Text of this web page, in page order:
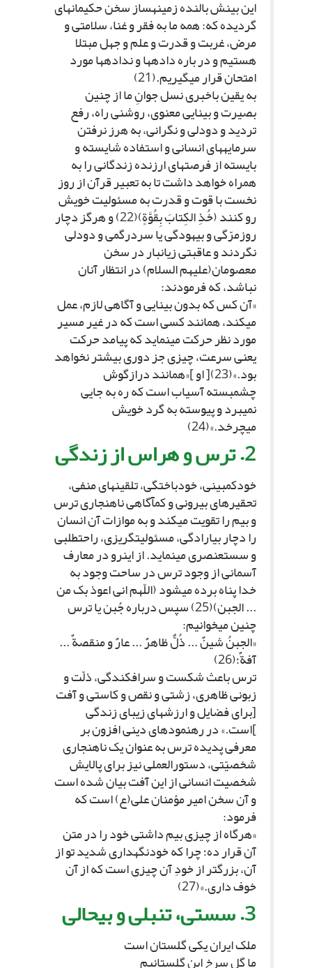
این بینش بالنده زمینه‏ساز سخن حکیمانه‏اى
گردیده که: همه ما به فقر و غنا، سلامتى و
مرض، غربت و قدرت و علم و جهل مبتلا
هستیم و در باره داده‏ها و نداده‏ها مورد
امتحان قرار مى‏گیریم.(21)
به یقین باخبرى نسل جوانِ ما از چنین
بصیرت و بینایى معنوى، روشنى راه، رفع
تردید و دودلى و نگرانى، به هرز نرفتن
سرمایه‏هاى انسانى و استفاده شایسته و
بایسته از فرصت‏هاى ارزنده زندگانى را به
همراه خواهد داشت تا به تعبیر قرآن از روز
نخست با قوت و قدرت به مسئولیت خویش
رو کنند (خُذِ الکِتابَ بِقُوَّةٍ)(22) و هرگز دچار
روزمرّگى و بیهودگى یا سردرگمى و دودلى
نگردند و عاقبتى زیانبار در سخن
معصومان(علیهم السلام) در انتظار آنان
نباشد، که فرمودند:
«آن کس که بدون بینایى و آگاهى لازم، عمل
مى‏کند، همانند کسى است که در غیر مسیر
مورد نظر حرکت مى‏نماید که پیامد حرکت
یعنى سرعت، چیزى جز دورى بیشتر نخواهد
بود.»(23)[ او ]«همانند درازگوش
چشم‏بسته آسیاب است که ره به جایى
نمى‏برد و پیوسته به گرد خویش
مى‏چرخد.»(24)
2. ترس و هراس از زندگى‏
خودکم‏بینى، خودباختگى، تلقین‏هاى منفى،
تحقیرهاى بیرونى و کم‏آگاهى ناهنجارى ترس
و بیم را تقویت مى‏کند و به موازات آن انسان
را دچار بى‏ارادگى، مسئولیت‏گریزى، راحت‏طلبى
و سست‏عنصرى مى‏نماید. از این‏رو در معارف
آسمانى از وجود ترس در ساحت وجود به
خدا پناه برده مى‏شود (اللّهم انى اعوذ بک من
... الجبن)(25) سپس درباره جُبن یا ترس
چنین مى‏خوانیم:
«الجبنُ شینٌ ... ذُلٌّ ظاهرٌ ... عارٌ و منقصةٌ ...
آفةٌ؛(26)
ترس باعث شکست و سرافکندگى، ذلّت و
زبونى ظاهرى، زشتى و نقص و کاستى و آفت
[براى فضایل و ارزش‏هاى زیباى زندگى
]است.» در رهنمودهاى دینى افزون بر
معرفى پدیده ترس به عنوان یک ناهنجارى
شخصیّتى، دستورالعملى نیز براى پالایش
شخصیت انسانى از این آفت بیان شده است
و آن سخن امیر مؤمنان على(ع) است که
فرمود:
«هرگاه از چیزى بیم داشتى خود را در متن
آن قرار ده؛ چرا که خودنگه‏دارى شدید تو از
آن، بزرگ‏تر از خودِ آن چیزى است که از آن
خوف دارى.»(27)
3. سستى، تنبلى و بى‏حالى‏
ملک ایران یکى گلستان است‏
ما گل سرخ این گلستانیم‏